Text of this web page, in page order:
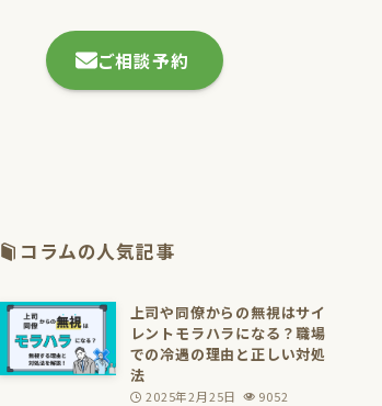
ご相談予約
コラムの人気記事
上司や同僚からの無視はサイ
レントモラハラになる？職場
での冷遇の理由と正しい対処
法
2025年2月25日 9052